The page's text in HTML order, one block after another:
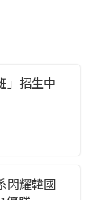
」招生中
閃耀韓國